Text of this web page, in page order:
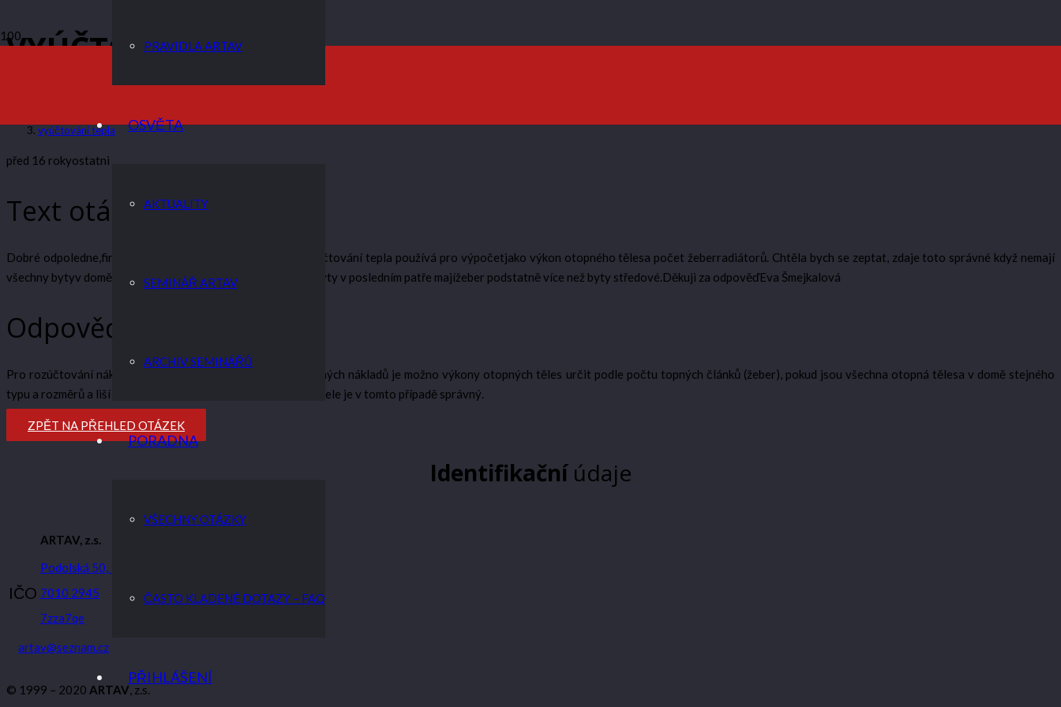
PRAVIDLA ARTAV
OSVĚTA
AKTUALITY
SEMINÁŘ ARTAV
ARCHIV SEMINÁŘŮ
PORADNA
VŠECHNY OTÁZKY
ČASTO KLADENÉ DOTAZY – FAQ
PŘIHLÁŠENÍ
VYÚČTOVÁNÍ TEPLA
vyúčtování tepla
před 16 rokyostatni
Text otázky
Dobré odpoledne,firma, která provádí odečet a následnévyúčtování tepla používá pro výpočetjako výkon otopného tělesa počet žeberradiátorů. Chtěla bych se zeptat, zdaje toto správné když nemají
všechny bytyv domě stejný počet žeber. Krajové,přízemní a byty v posledním patře majížeber podstatně více než byty středové.Děkuji za odpověďEva Šmejkalová
Odpověď na otázku
Pro rozúčtování nákladů na vytápění pomocí indikátorů topných nákladů je možno výkony otopných těles určit podle počtu topných článků (žeber), pokud jsou všechna otopná tělesa v domě stejného
typu a rozměrů a liší se jen počtem článků. Postup rozúčtovatele je v tomto případě správný.
ZPĚT NA PŘEHLED OTÁZEK
Identifikačníúdaje
ARTAV, z.s.
Podolská 50, 147 00 Praha 4
IČO 7010 2945
7zza7qe
artav@seznam.cz
© 1999 – 2020 ARTAV, z.s.